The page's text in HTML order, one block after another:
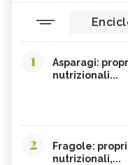
1
Asparagi:
nutrizionali...
2
Fragole:
nutrizionali,...